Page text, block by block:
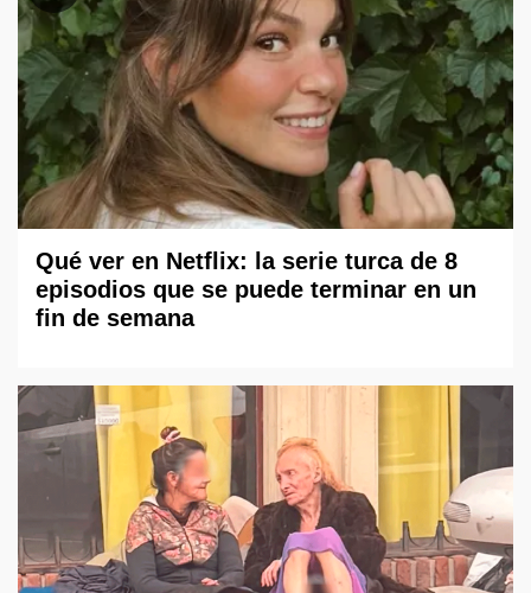
Qué ver en Netflix: la serie turca de 8
episodios que se puede terminar en un
fin de semana